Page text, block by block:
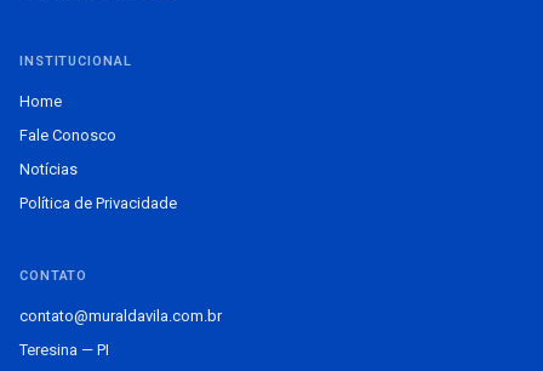
INSTITUCIONAL
Home
Fale Conosco
Notícias
Política de Privacidade
CONTATO
contato@muraldavila.com.br
Teresina — PI